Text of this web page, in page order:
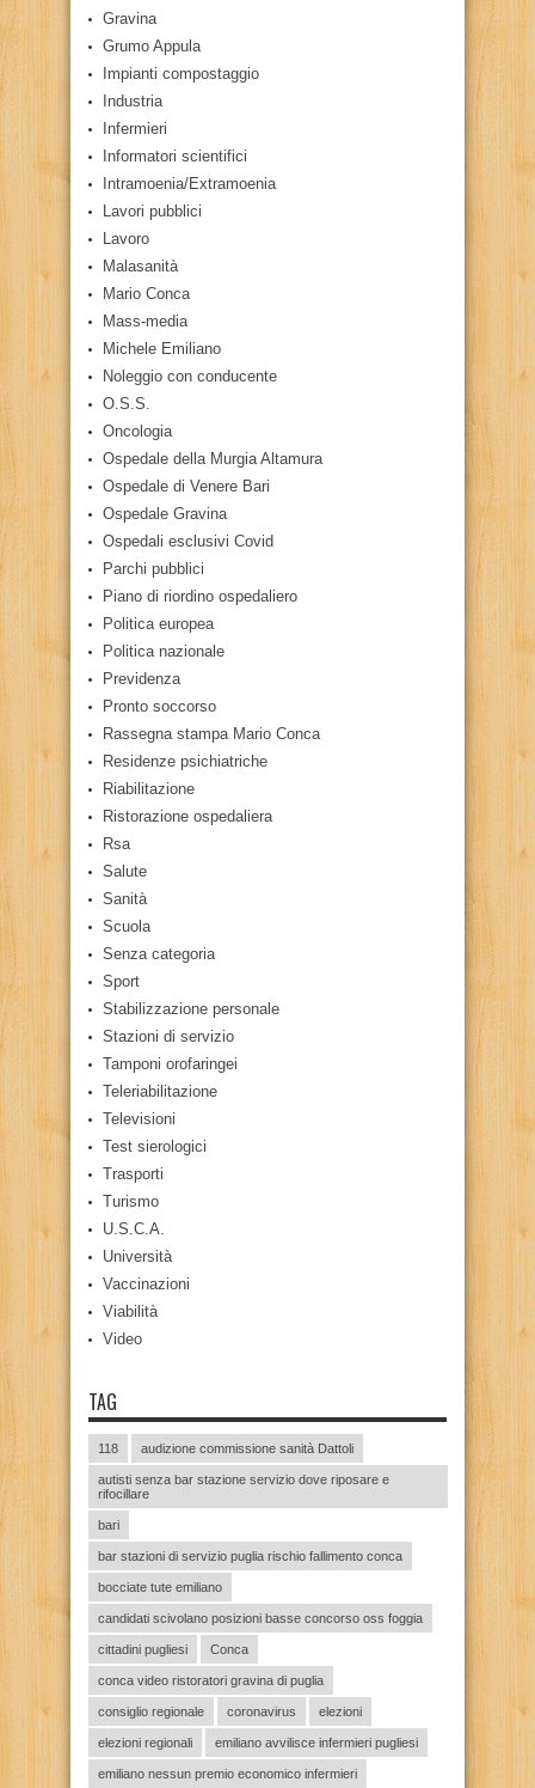
Gravina
Grumo Appula
Impianti compostaggio
Industria
Infermieri
Informatori scientifici
Intramoenia/Extramoenia
Lavori pubblici
Lavoro
Malasanità
Mario Conca
Mass-media
Michele Emiliano
Noleggio con conducente
O.S.S.
Oncologia
Ospedale della Murgia Altamura
Ospedale di Venere Bari
Ospedale Gravina
Ospedali esclusivi Covid
Parchi pubblici
Piano di riordino ospedaliero
Politica europea
Politica nazionale
Previdenza
Pronto soccorso
Rassegna stampa Mario Conca
Residenze psichiatriche
Riabilitazione
Ristorazione ospedaliera
Rsa
Salute
Sanità
Scuola
Senza categoria
Sport
Stabilizzazione personale
Stazioni di servizio
Tamponi orofaringei
Teleriabilitazione
Televisioni
Test sierologici
Trasporti
Turismo
U.S.C.A.
Università
Vaccinazioni
Viabilità
Video
TAG
118 audizione commissione sanità Dattoli
autisti senza bar stazione servizio dove riposare e
rifocillare
bari
bar stazioni di servizio puglia rischio fallimento conca
bocciate tute emiliano
candidati scivolano posizioni basse concorso oss foggia
cittadini pugliesi Conca
conca video ristoratori gravina di puglia
consiglio regionale coronavirus elezioni
elezioni regionali emiliano avvilisce infermieri pugliesi
emiliano nessun premio economico infermieri